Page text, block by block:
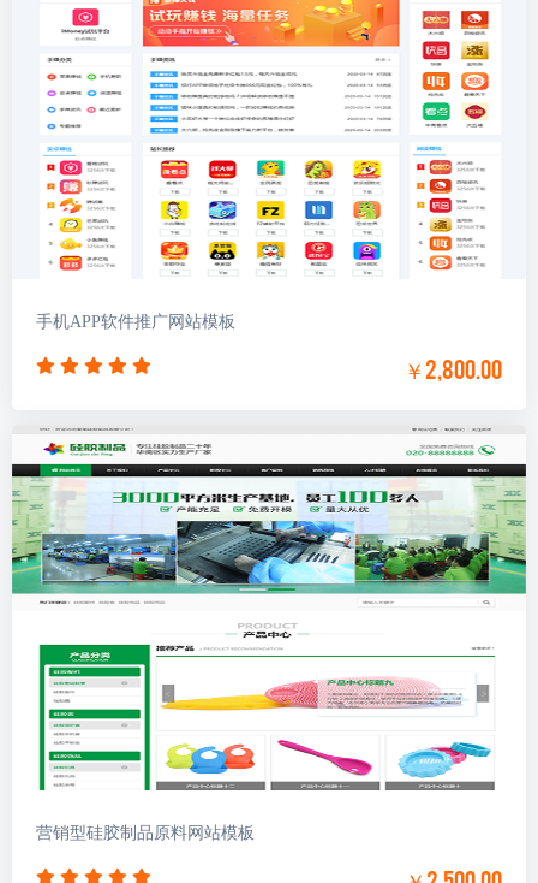
手机APP软件推广网站模板
￥2,800.00
营销型硅胶制品原料网站模板